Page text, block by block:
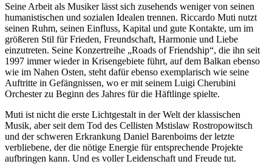
Seine Arbeit als Musiker lässt sich zusehends weniger von seinen
humanistischen und sozialen Idealen trennen. Riccardo Muti nutzt
seinen Ruhm, seinen Einfluss, Kapital und gute Kontakte, um im
größeren Stil für Frieden, Freundschaft, Harmonie und Liebe
einzutreten. Seine Konzertreihe „Roads of Friendship“, die ihn seit
1997 immer wieder in Krisengebiete führt, auf dem Balkan ebenso
wie im Nahen Osten, steht dafür ebenso exemplarisch wie seine
Auftritte in Gefängnissen, wo er mit seinem Luigi Cherubini
Orchester zu Beginn des Jahres für die Häftlinge spielte.
Muti ist nicht die erste Lichtgestalt in der Welt der klassischen
Musik, aber seit dem Tod des Cellisten Mstislaw Rostropowitsch
und der schweren Erkrankung Daniel Barenboims der letzte
verbliebene, der die nötige Energie für entsprechende Projekte
aufbringen kann. Und es voller Leidenschaft und Freude tut.